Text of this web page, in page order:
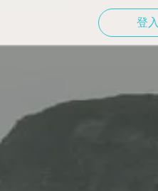
登入